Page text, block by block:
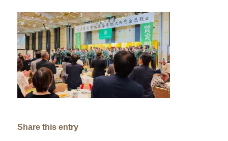
Share this entry